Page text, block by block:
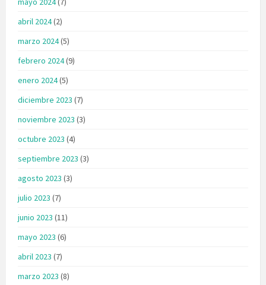
abril 2024(2)
marzo 2024(5)
febrero 2024(9)
enero 2024(5)
diciembre 2023 (7)
noviembre 2023 (3)
octubre 2023 (4)
septiembre 2023 (3)
agosto 2023 (3)
julio 2023 (7)
junio 2023 (11)
mayo 2023 (6)
abril 2023 (7)
marzo 2023 (8)